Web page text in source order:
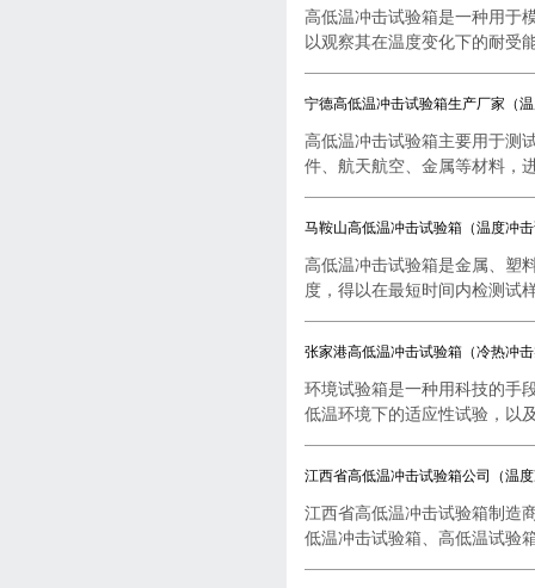
高低温冲击试验箱是一种用于
以观察其在温度变化下的耐受
宁德高低温冲击试验箱生产厂家（
高低温冲击试验箱主要用于测
件、航天航空、金属等材料，
马鞍山高低温冲击试验箱（温度冲
高低温冲击试验箱是金属、塑
度，得以在最短时间内检测试
张家港高低温冲击试验箱（冷热冲
环境试验箱是一种用科技的手
低温环境下的适应性试验，以
江西省高低温冲击试验箱公司（温
江西省高低温冲击试验箱制造
低温冲击试验箱、高低温试验